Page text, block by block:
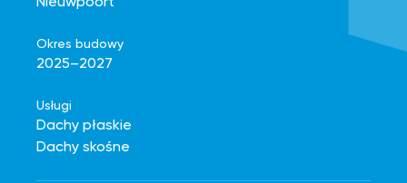
Okres budowy
2025–2027
Usługi
Dachy płaskie
Dachy skośne